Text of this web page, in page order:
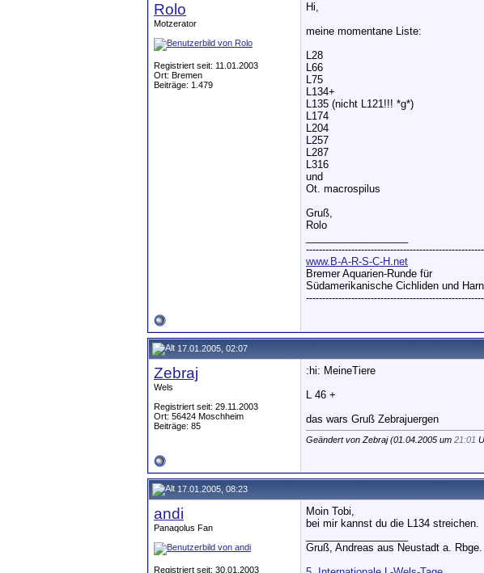
Rolo
Motzerator
Registriert seit: 11.01.2003
Ort: Bremen
Beiträge: 1.479
Hi,
meine momentane Liste:
L28
L66
L75
L134+
L135 (nicht L121!!! *g*)
L174
L204
L257
L287
L316
und
Ot. macrospilus
Gruß,
Rolo
www.B-A-R-S-C-H.net
Bremer Aquarien-Runde für
Südamerikanische Cichliden und
17.01.2005, 02:07
Zebraj
Wels
Registriert seit: 29.11.2003
Ort: 56424 Moschheim
Beiträge: 85
:hi: MeineTiere
L 46 +
das wars Gruß Zebrajuergen
Geändert von Zebraj (01.04.2005 um 21:01
17.01.2005, 08:23
andi
Panaqolus Fan
Registriert seit: 30.01.2003
Moin Tobi,
bei mir kannst du die L134 streichen.
Gruß, Andreas aus Neustadt a.